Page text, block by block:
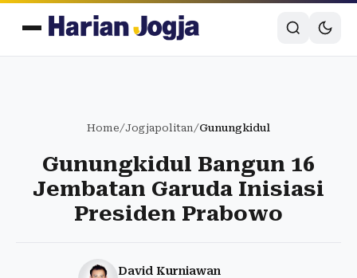
Home/Jogjapolitan/Gunungkidul
Gunungkidul Bangun 16
Jembatan Garuda Inisiasi
Presiden Prabowo
David Kurniawan